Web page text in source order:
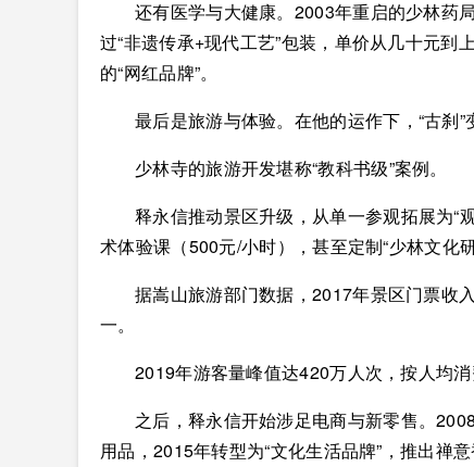
还有医学与大健康。2003年重启的少林药
过“非遗传承+现代工艺”包装，单价从几十元
的“网红品牌”。
最后是旅游与体验。在他的运作下，“古刹”
少林寺的旅游开发堪称“教科书级”案例。
释永信推动景区升级，从单一参观拓展为“
术体验课（500元/小时），甚至定制“少林文化
据嵩山旅游部门数据，2017年景区门票收
一。
2019年游客量峰值达420万人次，按人均
之后，释永信开始涉足电商与新零售。
用品，2015年转型为“文化生活品牌”，推出禅